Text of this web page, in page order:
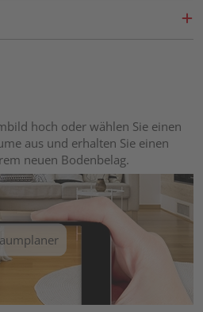
hoch oder wählen Sie einen
aus und erhalten Sie einen
neuen Bodenbelag.